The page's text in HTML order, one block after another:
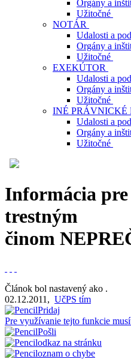
Orgány a
Užitočné
NOTÁR
Udalosti a
Orgány a
Užitočné
EXEKÚTOR
Udalosti a
Orgány a
Užitočné
INÉ PRÁVNICKÉ
Udalosti a
Orgány a
Užitočné
Informácia pre
trestným
činom
Článok bol nastavený ako .
02.12.2011 , UčPS tím
Pridaj
Pre využívanie tejto funkcie
Pošli
odkaz na stránku
oznam o chybe